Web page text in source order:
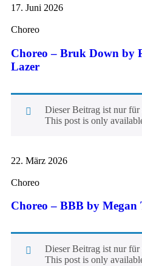
17. Juni 2026
Choreo
Choreo – Bruk Down by
Lazer
Dieser Beitrag ist nur
This post is only
22. März 2026
Choreo
Choreo – BBB by Megan
Dieser Beitrag ist nur
This post is only